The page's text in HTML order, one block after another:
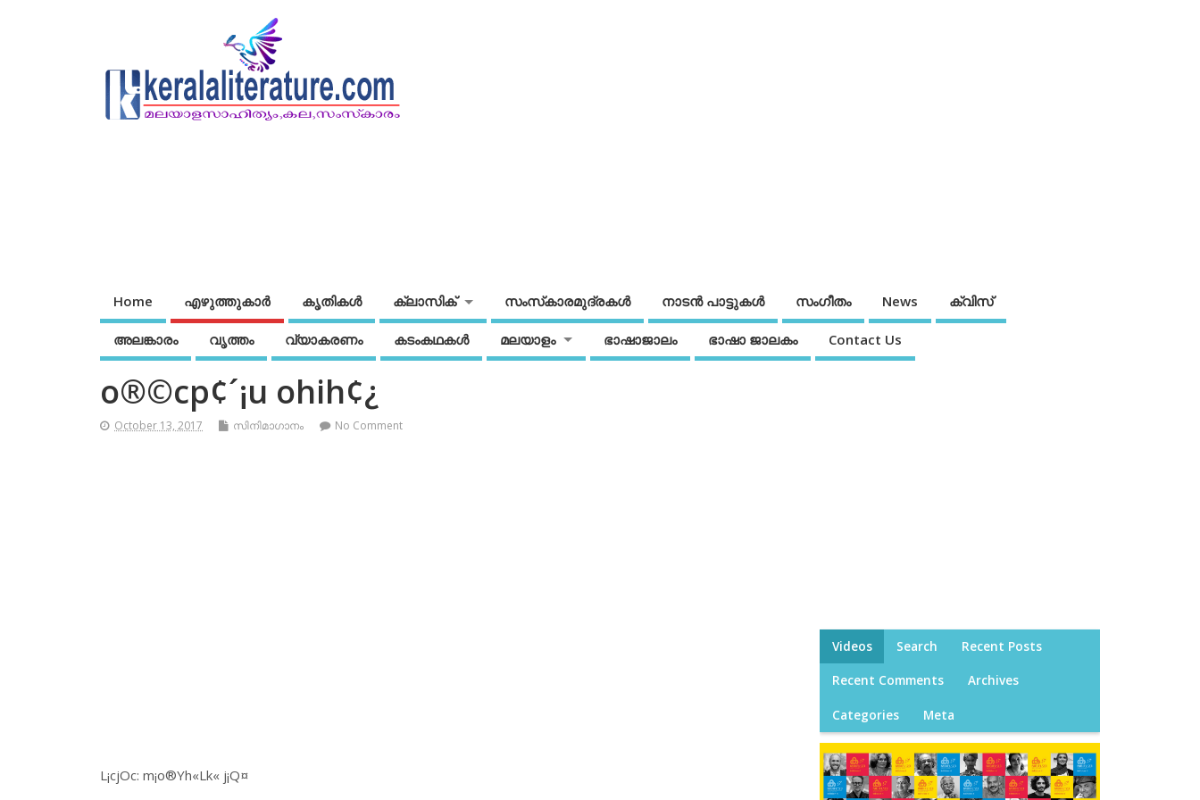
Home എഴുത്തുകാര്‍ കൃതികൾ ക്ലാസിക് സംസ്‌കാരമുദ്രകള്‍ നാടന്‍ പാട്ടുകള്‍ സംഗീതം News ക്വിസ്
അലങ്കാരം വൃത്തം വ്യാകരണം കടംകഥകള്‍ മലയാളം ഭാഷാജാലം ഭാഷാ ജാലകം Contact Us
o®©cp¢´¡u ohih¢¿
October 13, 2017 സിനിമാഗാനം No Comment
L¡cjOc: m¡o®Yh«Lk« j¡Q¤
Videos Search Recent Posts
Recent Comments Archives
Categories Meta